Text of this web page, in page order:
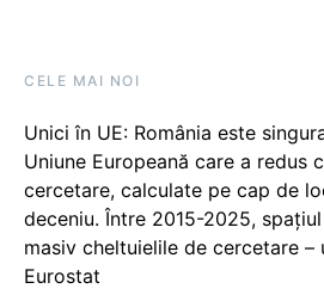
CELE MAI NOI
Unici în UE: România este
Uniune Europeană care a redus
cercetare, calculate pe cap de
deceniu. Între 2015-2025,
masiv cheltuielile de cercetare –
Eurostat